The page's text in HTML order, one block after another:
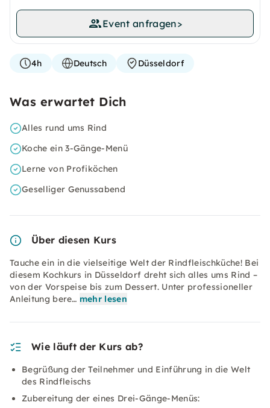
Event anfragen>
4h Deutsch Düsseldorf
Was erwartet Dich
Alles rund ums Rind
Koche ein 3-Gänge-Menü
Lerne von Profiköchen
Geselliger Genussabend
Über diesen Kurs
Tauche ein in die vielseitige Welt der Rindfleischküche! Bei
diesem Kochkurs in Düsseldorf dreht sich alles ums Rind –
von der Vorspeise bis zum Dessert. Unter professioneller
Anleitung bere… mehr lesen
Wie läuft der Kurs ab?
Begrüßung der Teilnehmer und Einführung in die Welt
des Rindfleischs
Zubereitung der eines Drei-Gänge-Menüs: